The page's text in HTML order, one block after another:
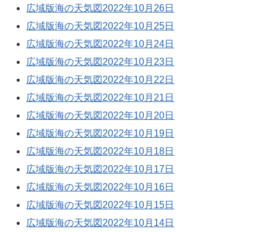
広域版海の天気図2022年10月26日
広域版海の天気図2022年10月25日
広域版海の天気図2022年10月24日
広域版海の天気図2022年10月23日
広域版海の天気図2022年10月22日
広域版海の天気図2022年10月21日
広域版海の天気図2022年10月20日
広域版海の天気図2022年10月19日
広域版海の天気図2022年10月18日
広域版海の天気図2022年10月17日
広域版海の天気図2022年10月16日
広域版海の天気図2022年10月15日
広域版海の天気図2022年10月14日